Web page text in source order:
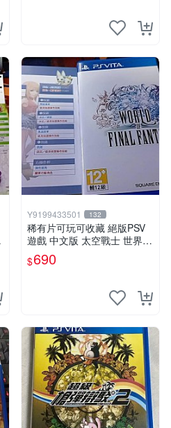
Y9199433501 132
稀有片可玩可收藏 絕版PSV
遊戲 中文版 太空戰士 世界
中文版
$690